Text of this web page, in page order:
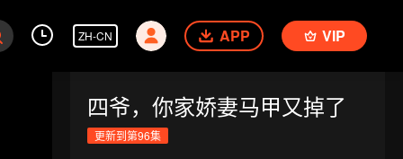
ZH-CN APP VIP
四爷，你家娇妻马甲又掉了
更新到第96集